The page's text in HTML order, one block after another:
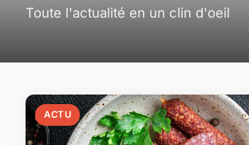
Toute l'actualité en un clin d'oeil
ACTU